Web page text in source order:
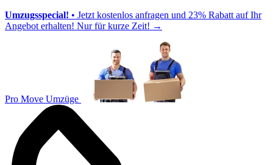
Umzugsspecial! • Jetzt kostenlos anfragen und 23% Rabatt auf Ihr
Angebot erhalten! Nur für kurze Zeit! →
Pro Move Umzüge